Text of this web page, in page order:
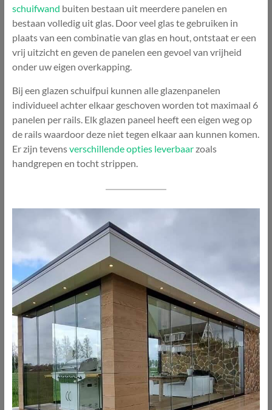
schuifwand buiten bestaan uit meerdere panelen en
bestaan volledig uit glas. Door veel glas te gebruiken in
plaats van een combinatie van glas en hout, ontstaat er een
vrij uitzicht en geven de panelen een gevoel van vrijheid
onder uw eigen overkapping.
Bij een glazen schuifpui kunnen alle glazenpanelen
individueel achter elkaar geschoven worden tot maximaal 6
panelen per rails. Elk glazen paneel heeft een eigen weg op
de rails waardoor deze niet tegen elkaar aan kunnen komen.
Er zijn tevensverschillende opties leverbaarzoals
handgrepen en tocht strippen.